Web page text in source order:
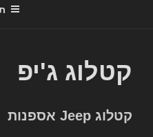
קטלוג ג'יפ
קטלוג Jeep אספנות